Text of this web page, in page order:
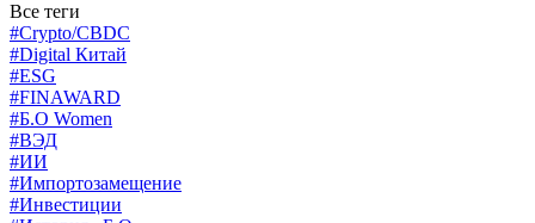
Все теги
#Crypto/CBDC
#Digital Китай
#ESG
#FINAWARD
#Б.О Women
#ВЭД
#ИИ
#Импортозамещение
#Инвестиции